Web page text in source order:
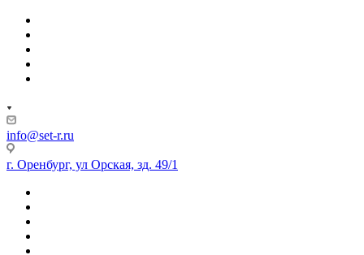
info@set-r.ru
г. Оренбург, ул Орская, зд. 49/1